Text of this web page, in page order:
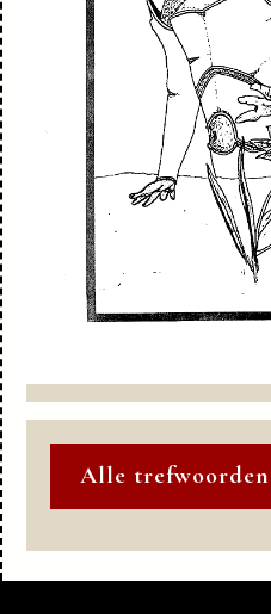
Alle trefwoorden